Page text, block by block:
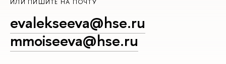
evalekseeva@hse.ru
mmoiseeva@hse.ru